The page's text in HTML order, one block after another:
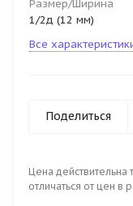
Размер/Ширина
1/2д (12 мм)
Все
Поделиться
Цена действительна
отличаться от цен в